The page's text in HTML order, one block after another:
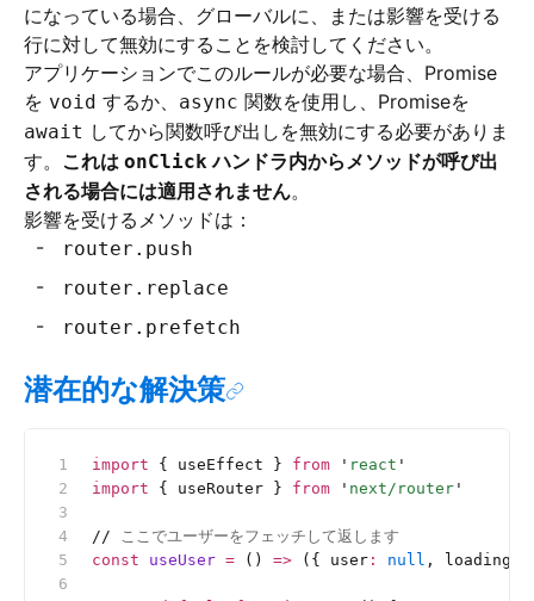
になっている場合、グローバルに、または影響を受ける
行に対して無効にすることを検討してください。
アプリケーションでこのルールが必要な場合、Promise
を void するか、 async 関数を使用し、Promiseを
await してから関数呼び出しを無効にする必要がありま
す。 これは onClickハンドラ内からメソッドが呼び出
される場合には適用されません。
影響を受けるメソッドは：
router.push
router.replace
router.prefetch
潜在的な解決策
import { useEffect } from ' react '
import { useRouter } from ' next/router '
// ここでユーザーをフェッチして返します
const useUser = () => ({ user : null , loading